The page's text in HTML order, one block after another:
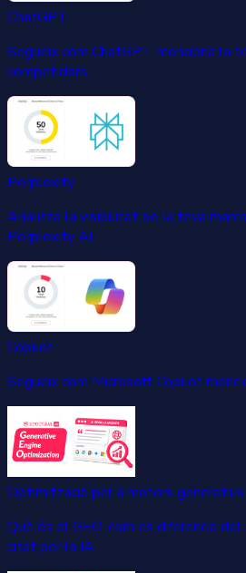
ChatGPT
Segueix com ChatGPT menciona la
competidors.
Perplexity
Analitza la visibilitat de la teva
Perplexity AI.
Copilot
Segueix com Microsoft Copilot
Optimització per a motors generatius
Què és el GEO, com es diferencia
citat per la IA.